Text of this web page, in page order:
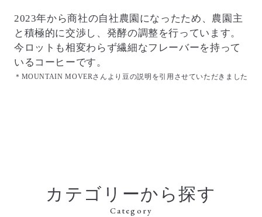
2023年から商社の自社農園になったため、農園主
と積極的に交渉し、発酵の調整を行っています。
今ロットも相変わらず繊細なフレーバーを持って
いるコーヒーです。
＊MOUNTAIN MOVERさんより豆の説明を引用させていただきました
カテゴリーから探す
Category